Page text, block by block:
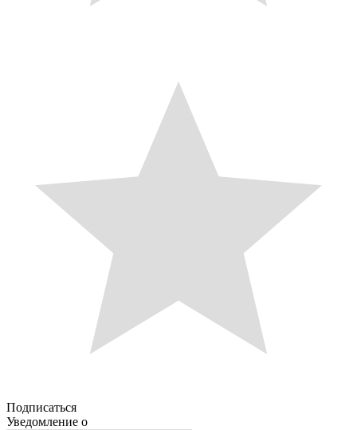
Подписаться
Уведомление о